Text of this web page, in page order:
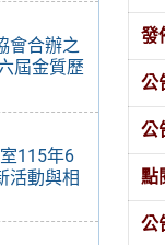
會合辦之
屆金質歷
115年6
活動與相
發
公
公
點
公